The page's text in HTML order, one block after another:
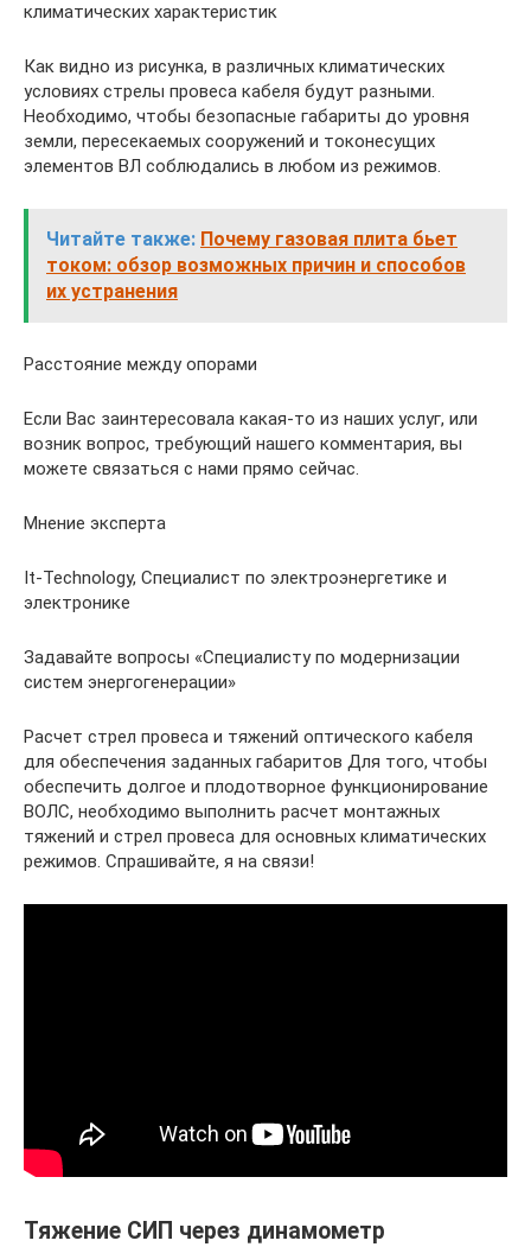
климатических характеристик
Как видно из рисунка, в различных климатических
условиях стрелы провеса кабеля будут разными.
Необходимо, чтобы безопасные габариты до уровня
земли, пересекаемых сооружений и токонесущих
элементов ВЛ соблюдались в любом из режимов.
Читайте также: Почему газовая плита бьет
током: обзор возможных причин и способов
их устранения
Расстояние между опорами
Если Вас заинтересовала какая-то из наших услуг, или
возник вопрос, требующий нашего комментария, вы
можете связаться с нами прямо сейчас.
Мнение эксперта
It-Technology, Cпециалист по электроэнергетике и
электронике
Задавайте вопросы «Специалисту по модернизации
систем энергогенерации»
Расчет стрел провеса и тяжений оптического кабеля
для обеспечения заданных габаритов Для того, чтобы
обеспечить долгое и плодотворное функционирование
ВОЛС, необходимо выполнить расчет монтажных
тяжений и стрел провеса для основных климатических
режимов. Спрашивайте, я на связи!
Тяжение СИП через динамометр